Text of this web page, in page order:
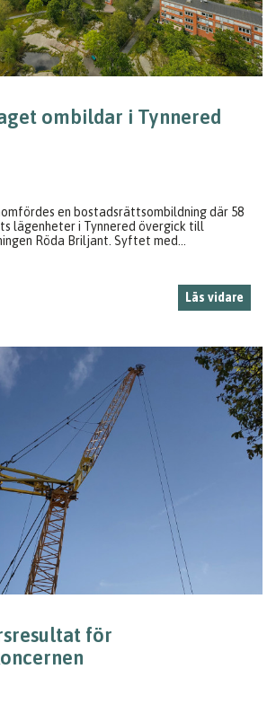
ombildar i Tynnered
en bostadsrättsombildning där 58
lägenheter i Tynnered övergick till
Röda Briljant. Syftet med...
Läs vidare
för